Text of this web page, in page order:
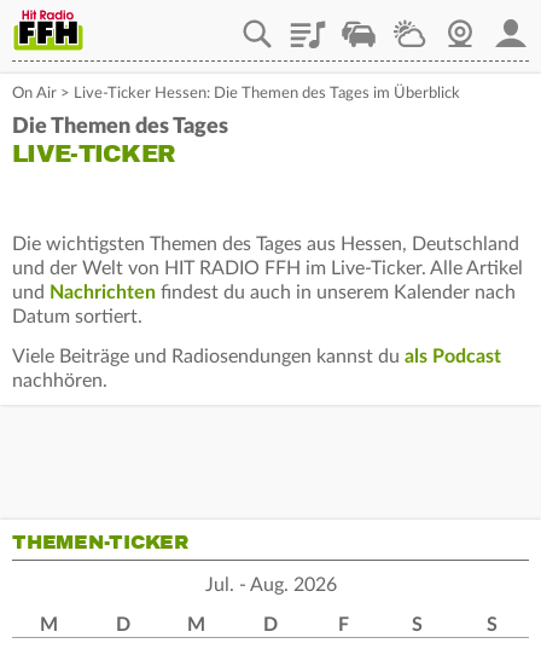
PlaylistStaupilotWetterWebcam
On Air > Live-Ticker Hessen: Die Themen des Tages im Überblick
Die Themen des Tages
LIVE-TICKER
Die wichtigsten Themen des Tages aus Hessen, Deutschland
und der Welt von HIT RADIO FFH im Live-Ticker. Alle Artikel
und Nachrichten findest du auch in unserem Kalender nach
Datum sortiert.
Viele Beiträge und Radiosendungen kannst du als Podcast
nachhören.
THEMEN-TICKER
Jul. - Aug. 2026
M D M D F S
S